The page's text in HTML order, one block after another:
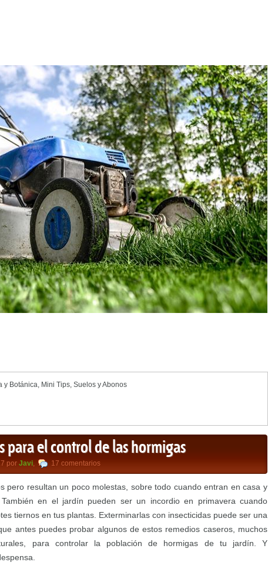
y Botánica, Mini Tips, Suelos y Abonos
para el control de las hormigas
por Javi, 17 comentarios
pero resultan un poco molestas, sobre todo cuando entran en casa y
en el jardín pueden ser un incordio en primavera cuando
tiernos en tus plantas. Exterminarlas con insecticidas puede ser una
antes puedes probar algunos de estos remedios caseros, muchos
para controlar la población de hormigas de tu jardín. Y